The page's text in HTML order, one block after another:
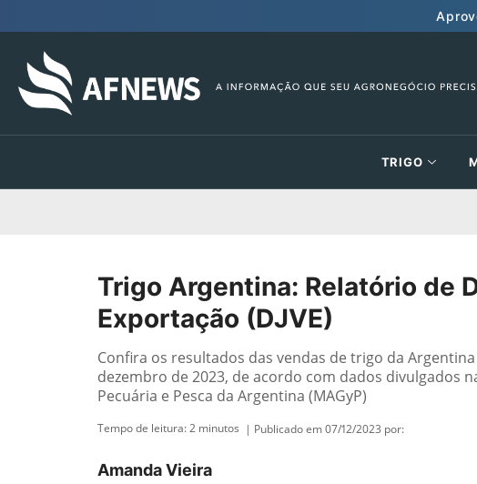
TRIGO
Trigo Argentina: Relatório de
Exportação (DJVE)
Confira os resultados das vendas de trigo da
dezembro de 2023, de acordo com dados divulgados
Pecuária e Pesca da Argentina (MAGyP)
Tempo de leitura:2 minutos | Publicado em 07/12/2023 por:
Amanda Vieira